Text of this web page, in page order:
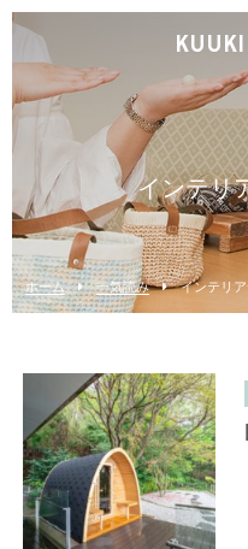
KUUKI
インテリ
ホーム 一気読み インテリ